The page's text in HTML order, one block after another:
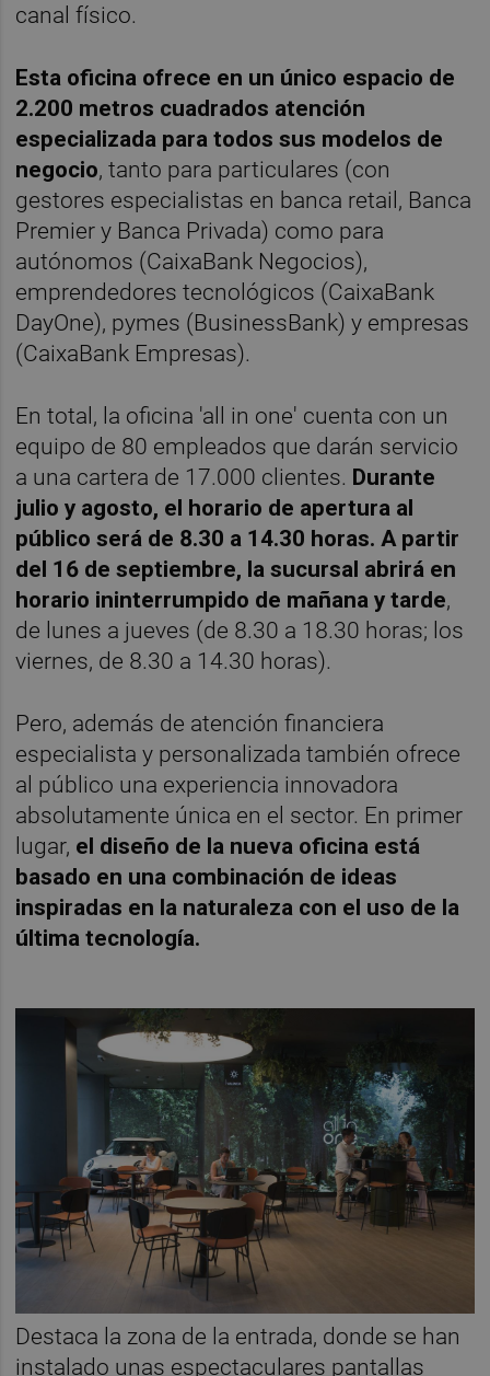
canal físico.
Esta oficina ofrece en un único espacio de
2.200 metros cuadrados atención
especializada para todos sus modelos de
negocio, tanto para particulares (con
gestores especialistas en banca retail, Banca
Premier y Banca Privada) como para
autónomos (CaixaBank Negocios),
emprendedores tecnológicos (CaixaBank
DayOne), pymes (BusinessBank) y empresas
(CaixaBank Empresas).
En total, la oficina 'all in one' cuenta con un
equipo de 80 empleados que darán servicio
a una cartera de 17.000 clientes. Durante
julio y agosto, el horario de apertura al
público será de 8.30 a 14.30 horas. A partir
del 16 de septiembre, la sucursal abrirá en
horario ininterrumpido de mañana y tarde,
de lunes a jueves (de 8.30 a 18.30 horas; los
viernes, de 8.30 a 14.30 horas).
Pero, además de atención financiera
especialista y personalizada también ofrece
al público una experiencia innovadora
absolutamente única en el sector. En primer
lugar, el diseño de la nueva oficina está
basado en una combinación de ideas
inspiradas en la naturaleza con el uso de la
última tecnología.
Destaca la zona de la entrada, donde se han
instalado unas espectaculares pantallas